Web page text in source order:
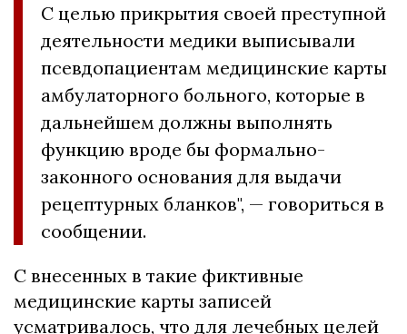
С целью прикрытия своей преступной
деятельности медики выписывали
псевдопациентам медицинские карты
амбулаторного больного, которые в
дальнейшем должны выполнять
функцию вроде бы формально-
законного основания для выдачи
рецептурных бланков", — говориться в
сообщении.
С внесенных в такие фиктивные
медицинские карты записей
усматривалось, что для лечебных целей